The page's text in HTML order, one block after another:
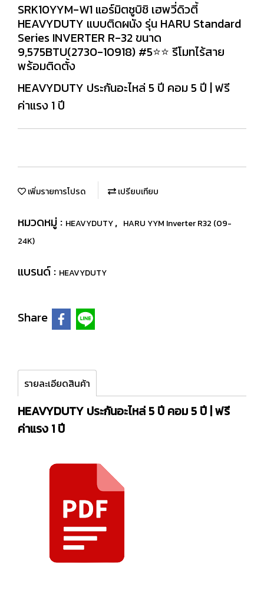
SRK10YYM-W1 แอร์มิตซูบิชิ เฮพวี่ดิวตี้
HEAVYDUTY แบบติดผนัง รุ่น HARU Standard
Series INVERTER R-32 ขนาด
9,575BTU(2730-10918) #5⭐⭐ รีโมทไร้สาย
พร้อมติดตั้ง
HEAVYDUTY ประกันอะไหล่ 5 ปี คอม 5 ปี | ฟรี
ค่าแรง 1 ปี
เพิ่มรายการโปรด เปรียบเทียบ
หมวดหมู่ : HEAVYDUTY, HARU YYM Inverter R32 (09-
24K)
แบรนด์ : HEAVYDUTY
Share
รายละเอียดสินค้า
HEAVYDUTY ประกันอะไหล่ 5 ปี คอม 5 ปี | ฟรี
ค่าแรง 1 ปี